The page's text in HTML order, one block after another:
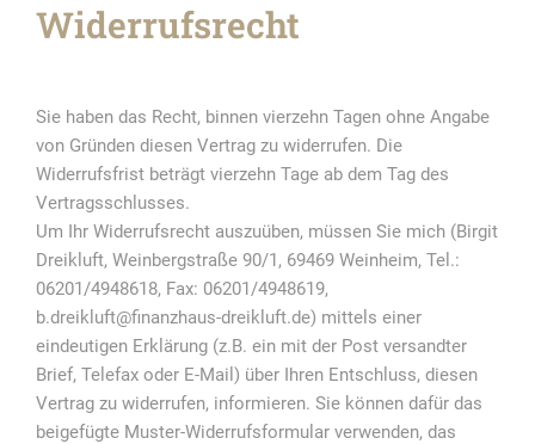
Widerrufsrecht
Sie haben das Recht, binnen vierzehn Tagen ohne Angabe
von Gründen diesen Vertrag zu widerrufen. Die
Widerrufsfrist beträgt vierzehn Tage ab dem Tag des
Vertragsschlusses.
Um Ihr Widerrufsrecht auszuüben, müssen Sie mich (Birgit
Dreikluft, Weinbergstraße 90/1, 69469 Weinheim, Tel.:
06201/4948618, Fax: 06201/4948619,
b.dreikluft@finanzhaus-dreikluft.de) mittels einer
eindeutigen Erklärung (z.B. ein mit der Post versandter
Brief, Telefax oder E-Mail) über Ihren Entschluss, diesen
Vertrag zu widerrufen, informieren. Sie können dafür das
beigefügte Muster-Widerrufsformular verwenden, das